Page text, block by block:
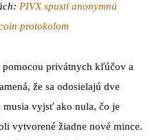
PIVX spustí anonymnú
protokolom
pomocou privátnych kľúčov a
že sa odosielajú dve
vyjsť ako nula, čo je
vytvorené žiadne nové mince.